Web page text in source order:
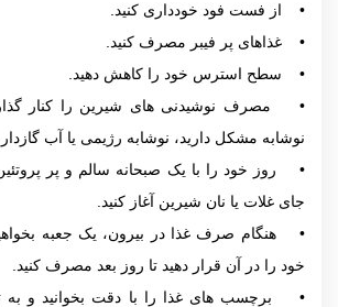
• از فست فود خودداری کنید.
• غذاهای پر فیبر مصرف کنید.
• سطح استرس خود را کاهش دهید.
• مصرف نوشیدنی های شیرین را کنار
نوشابه مشکل دارید، نوشابه رژیمی یا آب گازدار
• روز خود را با یک صبحانه سالم و پر
جای غلات یا نان شیرین آغاز کنید.
• هنگام صرف غذا در بیرون، یک جعبه
خود را در آن قرار دهید تا روز بعد مصرف کنید.
• برچسب های غذا را با دقت بخوانید و به